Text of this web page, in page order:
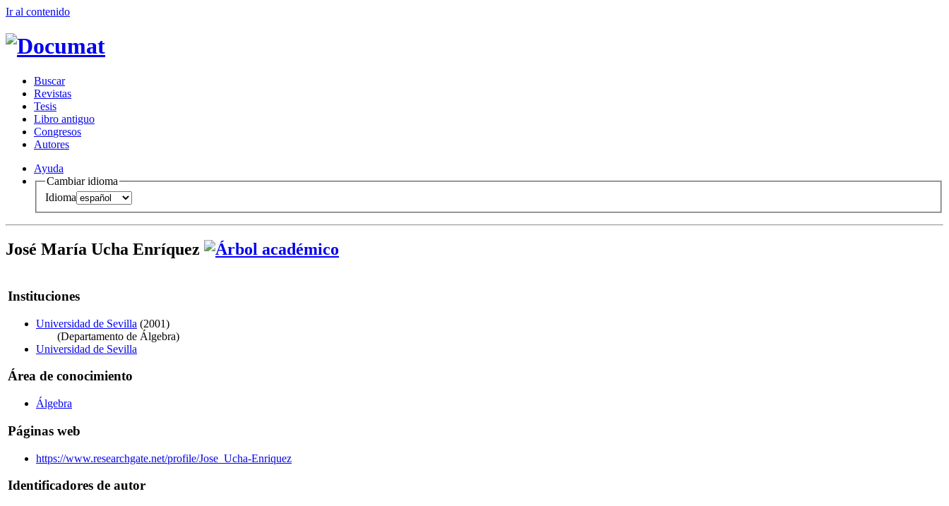
Ir al contenido
Buscar
Revistas
Tesis
Libro antiguo
Congresos
Autores
Ayuda
Cambiar idioma
Idioma
José María Ucha Enríquez
Instituciones
Universidad de Sevilla (2001)
(Departamento de Álgebra)
Universidad de Sevilla
Área de conocimiento
Álgebra
Páginas web
https://www.researchgate.net/profile/Jose_Ucha-Enriquez
Identificadores de autor